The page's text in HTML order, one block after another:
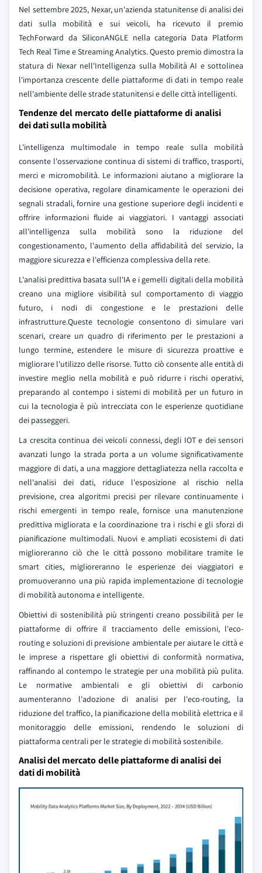
Nel settembre 2025, Nexar, un'azienda statunitense di analisi dei
dati sulla mobilità e sui veicoli, ha ricevuto il premio
TechForward da SiliconANGLE nella categoria Data Platform
Tech Real Time e Streaming Analytics. Questo premio dimostra la
statura di Nexar nell'Intelligenza sulla Mobilità AI e sottolinea
l'importanza crescente delle piattaforme di dati in tempo reale
nell'ambiente delle strade statunitensi e delle città intelligenti.
Tendenze del mercato delle piattaforme di analisi
dei dati sulla mobilità
L'intelligenza multimodale in tempo reale sulla mobilità
consente l'osservazione continua di sistemi di traffico, trasporti,
merci e micromobilità. Le informazioni aiutano a migliorare la
decisione operativa, regolare dinamicamente le operazioni dei
segnali stradali, fornire una gestione superiore degli incidenti e
offrire informazioni fluide ai viaggiatori. I vantaggi associati
all'intelligenza sulla mobilità sono la riduzione del
congestionamento, l'aumento della affidabilità del servizio, la
maggiore sicurezza e l'efficienza complessiva della rete.
L'analisi predittiva basata sull'IA e i gemelli digitali della mobilità
creano una migliore visibilità sul comportamento di viaggio
futuro, i nodi di congestione e le prestazioni delle
infrastrutture.Queste tecnologie consentono di simulare vari
scenari, creare un quadro di riferimento per le prestazioni a
lungo termine, estendere le misure di sicurezza proattive e
migliorare l'utilizzo delle risorse. Tutto ciò consente alle entità di
investire meglio nella mobilità e può ridurre i rischi operativi,
preparando al contempo i sistemi di mobilità per un futuro in
cui la tecnologia è più intrecciata con le esperienze quotidiane
dei passeggeri.
La crescita continua dei veicoli connessi, degli IOT e dei sensori
avanzati lungo la strada porta a un volume significativamente
maggiore di dati, a una maggiore dettagliatezza nella raccolta e
nell'analisi dei dati, riduce l'esposizione al rischio nella
previsione, crea algoritmi precisi per rilevare continuamente i
rischi emergenti in tempo reale, fornisce una manutenzione
predittiva migliorata e la coordinazione tra i rischi e gli sforzi di
pianificazione multimodali. Nuovi e ampliati ecosistemi di dati
miglioreranno ciò che le città possono mobilitare tramite le
smart cities, miglioreranno le esperienze dei viaggiatori e
promuoveranno una più rapida implementazione di tecnologie
di mobilità autonoma e intelligente.
Obiettivi di sostenibilità più stringenti creano possibilità per le
piattaforme di offrire il tracciamento delle emissioni, l'eco-
routing e soluzioni di previsione ambientale per aiutare le città e
le imprese a rispettare gli obiettivi di conformità normativa,
raffinando al contempo le strategie per una mobilità più pulita.
Le normative ambientali e gli obiettivi di carbonio
aumenteranno l'adozione di analisi per l'eco-routing, la
riduzione del traffico, la pianificazione della mobilità elettrica e il
monitoraggio delle emissioni, rendendo le soluzioni di
piattaforma centrali per le strategie di mobilità sostenibile.
Analisi del mercato delle piattaforme di analisi dei
dati di mobilità